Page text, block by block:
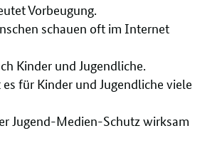
Vorbeugung.
schauen oft im Internet
Kinder und Jugendliche.
für Kinder und Jugendliche viele
Jugend-Medien-Schutz wirksam